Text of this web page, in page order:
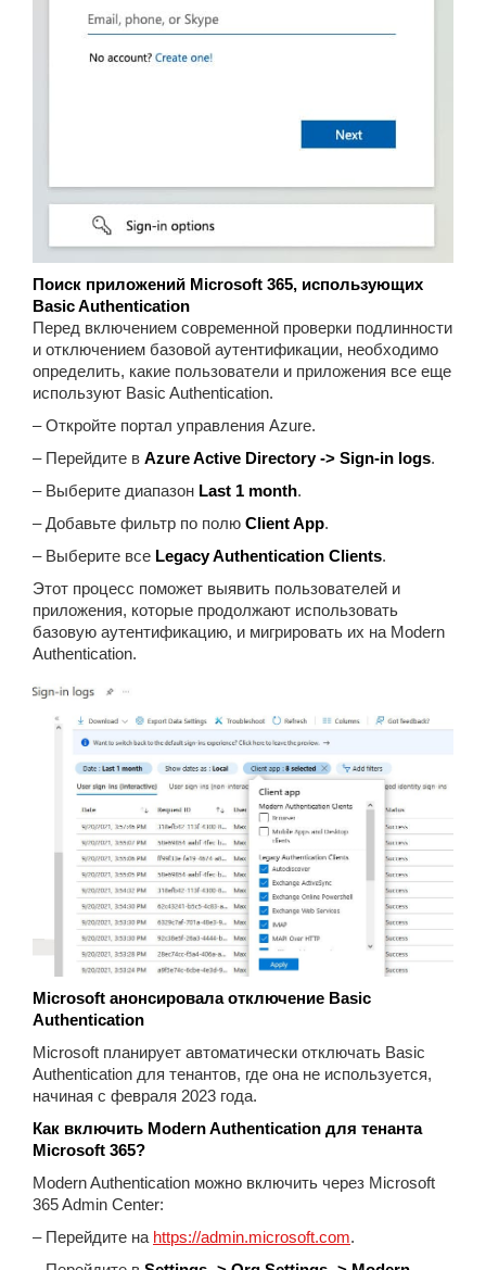
Поиск приложений Microsoft 365, использующих
Basic Authentication
Перед включением современной проверки подлинности
и отключением базовой аутентификации, необходимо
определить, какие пользователи и приложения все еще
используют Basic Authentication.
– Откройте портал управления Azure.
– Перейдите в Azure Active Directory -> Sign-in logs.
– Выберите диапазон Last 1 month.
– Добавьте фильтр по полю Client App.
– Выберите все Legacy Authentication Clients.
Этот процесс поможет выявить пользователей и
приложения, которые продолжают использовать
базовую аутентификацию, и мигрировать их на Modern
Authentication.
Microsoft анонсировала отключение Basic
Authentication
Microsoft планирует автоматически отключать Basic
Authentication для тенантов, где она не используется,
начиная с февраля 2023 года.
Как включить Modern Authentication для тенанта
Microsoft 365?
Modern Authentication можно включить через Microsoft
365 Admin Center:
– Перейдите на https://admin.microsoft.com.